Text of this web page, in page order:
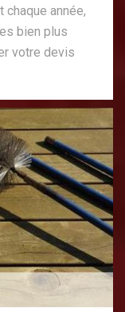
année,
bien plus
votre devis